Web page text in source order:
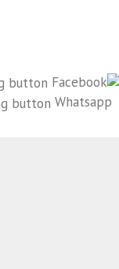
Facebook
Whatsapp